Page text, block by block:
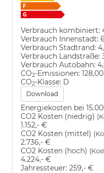
Verbrauch kombiniert:
Verbrauch Innenstadt:
Verbrauch Stadtrand:
Verbrauch Landstraße:
Verbrauch Autobahn:
CO2-Emissionen:
CO2-Klasse: D
Download
Energiekosten bei
CO2 Kosten (niedrig)
1.152,- €
CO2 Kosten (mittel)
2.736,- €
CO2 Kosten (hoch)
4.224,- €
Jahressteuer: 259,- €